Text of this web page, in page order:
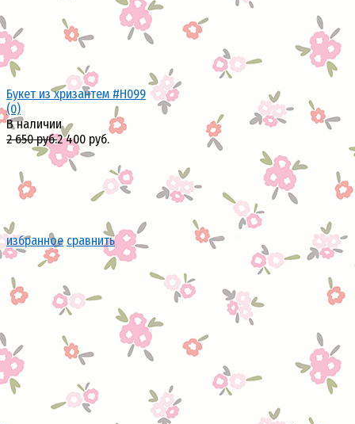
избранное сравнить
Букет из хризантем #H099
(0)
В наличии
2 650 руб.2 400 руб.